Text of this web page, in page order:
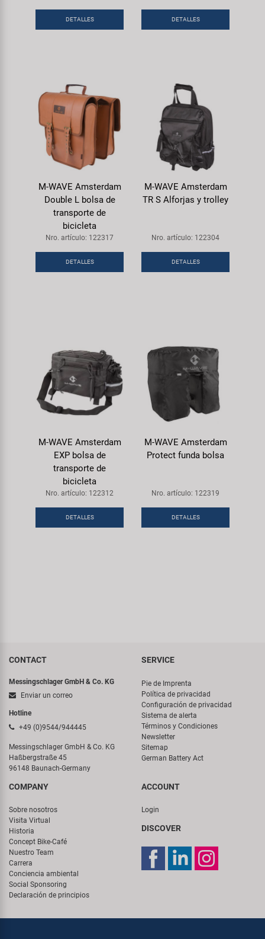
DETALLES DETALLES
M-WAVE Amsterdam
Double L bolsa de
transporte de
bicicleta
Nro. artículo: 122317
DETALLES
M-WAVE Amsterdam
TR S Alforjas y trolley
Nro. artículo: 122304
DETALLES
M-WAVE Amsterdam
EXP bolsa de
transporte de
bicicleta
Nro. artículo: 122312
DETALLES
M-WAVE Amsterdam
Protect funda bolsa
Nro. artículo: 122319
DETALLES
CONTACT
Messingschlager GmbH & Co. KG
Enviar un correo
Hotline
+49 (0)9544/944445
Messingschlager GmbH & Co. KG
Haßbergstraße 45
96148 Baunach-Germany
SERVICE
Pie de Imprenta
Política de privacidad
Configuración de privacidad
Sistema de alerta
Términos y Condiciones
Newsletter
Sitemap
German Battery Act
COMPANY
Sobre nosotros
Visita Virtual
Historia
Concept Bike-Café
Nuestro Team
Carrera
Conciencia ambiental
Social Sponsoring
Declaración de principios
ACCOUNT
Login
DISCOVER